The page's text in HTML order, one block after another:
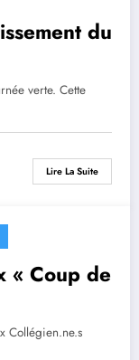
du
verte. Cette
Lire La Suite
« Coup de
Collégien.ne.s